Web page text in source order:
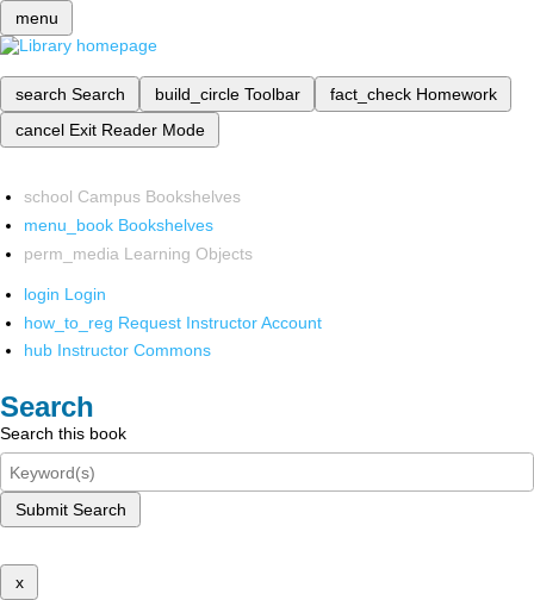
menu
search Search build_circle Toolbar fact_check Homework
cancel Exit Reader Mode
school Campus Bookshelves
menu_book Bookshelves
perm_media Learning Objects
login Login
how_to_reg Request Instructor Account
hub Instructor Commons
Search
Search this book
Submit Search
x